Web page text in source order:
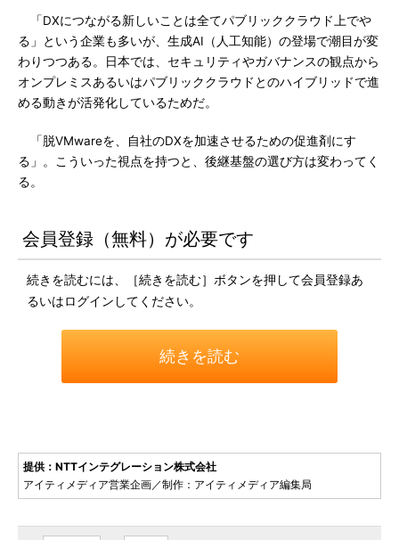
「DXにつながる新しいことは全てパブリッククラウド上でや
る」という企業も多いが、生成AI（人工知能）の登場で潮目が変
わりつつある。日本では、セキュリティやガバナンスの観点から
オンプレミスあるいはパブリッククラウドとのハイブリッドで進
める動きが活発化しているためだ。
「脱VMwareを、自社のDXを加速させるための促進剤にす
る」。こういった視点を持つと、後継基盤の選び方は変わってく
る。
会員登録（無料）が必要です
続きを読むには、［続きを読む］ボタンを押して会員登録あ
るいはログインしてください。
続きを読む
提供：NTTインテグレーション株式会社
アイティメディア営業企画／制作：アイティメディア編集局